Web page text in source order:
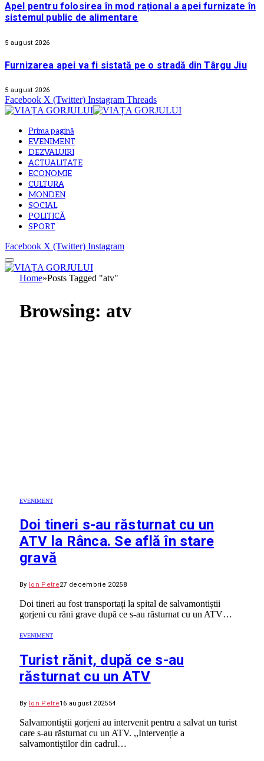
Apel pentru folosirea în mod rațional a apei furnizate în
sistemul public de alimentare
5 august 2026
Furnizarea apei va fi sistată pe o stradă din Târgu Jiu
5 august 2026
Facebook X (Twitter) Instagram Threads
Prima pagină
EVENIMENT
DEZVALUIRI
ACTUALITATE
ECONOMIE
CULTURA
MONDEN
SOCIAL
POLITICĂ
SPORT
Facebook X (Twitter) Instagram
Home»Posts Tagged "atv"
Browsing: atv
EVENIMENT
Doi tineri s-au răsturnat cu un
ATV la Rânca. Se află în stare
gravă
By Ion Petre27 decembrie 20258
Doi tineri au fost transportați la spital de salvamontiștii
gorjeni cu răni grave după ce s-au răsturnat cu un ATV…
EVENIMENT
Turist rănit, după ce s-au
răsturnat cu un ATV
By Ion Petre16 august 202554
Salvamontiștii gorjeni au intervenit pentru a salvat un turist
care s-au răsturnat cu un ATV. ,,Intervenție a
salvamontiștilor din cadrul…